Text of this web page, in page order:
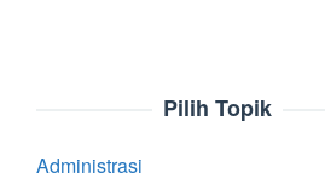
Pilih Topik
Administrasi